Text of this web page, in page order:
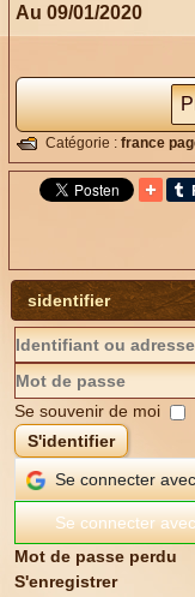
Au 09/01/2020
Catégorie :france
sidentifier
Se souvenir de moi
S'identifier
Se connecter
Se connecter
Mot de passe perdu
S'enregistrer